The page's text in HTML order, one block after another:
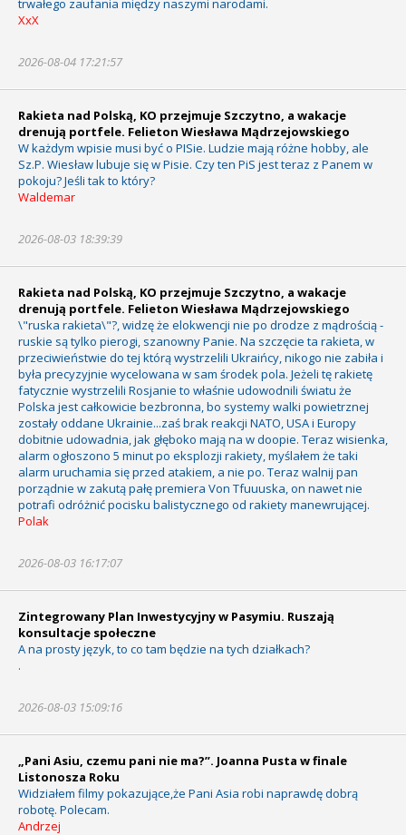
trwałego zaufania między naszymi narodami.
XxX
2026-08-04 17:21:57
Rakieta nad Polską, KO przejmuje Szczytno, a wakacje
drenują portfele. Felieton Wiesława Mądrzejowskiego
W każdym wpisie musi być o PISie. Ludzie mają różne hobby, ale
Sz.P. Wiesław lubuje się w Pisie. Czy ten PiS jest teraz z Panem w
pokoju? Jeśli tak to który?
Waldemar
2026-08-03 18:39:39
Rakieta nad Polską, KO przejmuje Szczytno, a wakacje
drenują portfele. Felieton Wiesława Mądrzejowskiego
\"ruska rakieta\"?, widzę że elokwencji nie po drodze z mądrością -
ruskie są tylko pierogi, szanowny Panie. Na szczęcie ta rakieta, w
przeciwieństwie do tej którą wystrzelili Ukraińcy, nikogo nie zabiła i
była precyzyjnie wycelowana w sam środek pola. Jeżeli tę rakietę
fatycznie wystrzelili Rosjanie to właśnie udowodnili światu że
Polska jest całkowicie bezbronna, bo systemy walki powietrznej
zostały oddane Ukrainie...zaś brak reakcji NATO, USA i Europy
dobitnie udowadnia, jak głęboko mają na w doopie. Teraz wisienka,
alarm ogłoszono 5 minut po eksplozji rakiety, myślałem że taki
alarm uruchamia się przed atakiem, a nie po. Teraz walnij pan
porządnie w zakutą pałę premiera Von Tfuuuska, on nawet nie
potrafi odróżnić pocisku balistycznego od rakiety manewrującej.
Polak
2026-08-03 16:17:07
Zintegrowany Plan Inwestycyjny w Pasymiu. Ruszają
konsultacje społeczne
A na prosty język, to co tam będzie na tych działkach?
.
2026-08-03 15:09:16
„Pani Asiu, czemu pani nie ma?”. Joanna Pusta w finale
Listonosza Roku
Widziałem filmy pokazujące,że Pani Asia robi naprawdę dobrą
robotę. Polecam.
Andrzej